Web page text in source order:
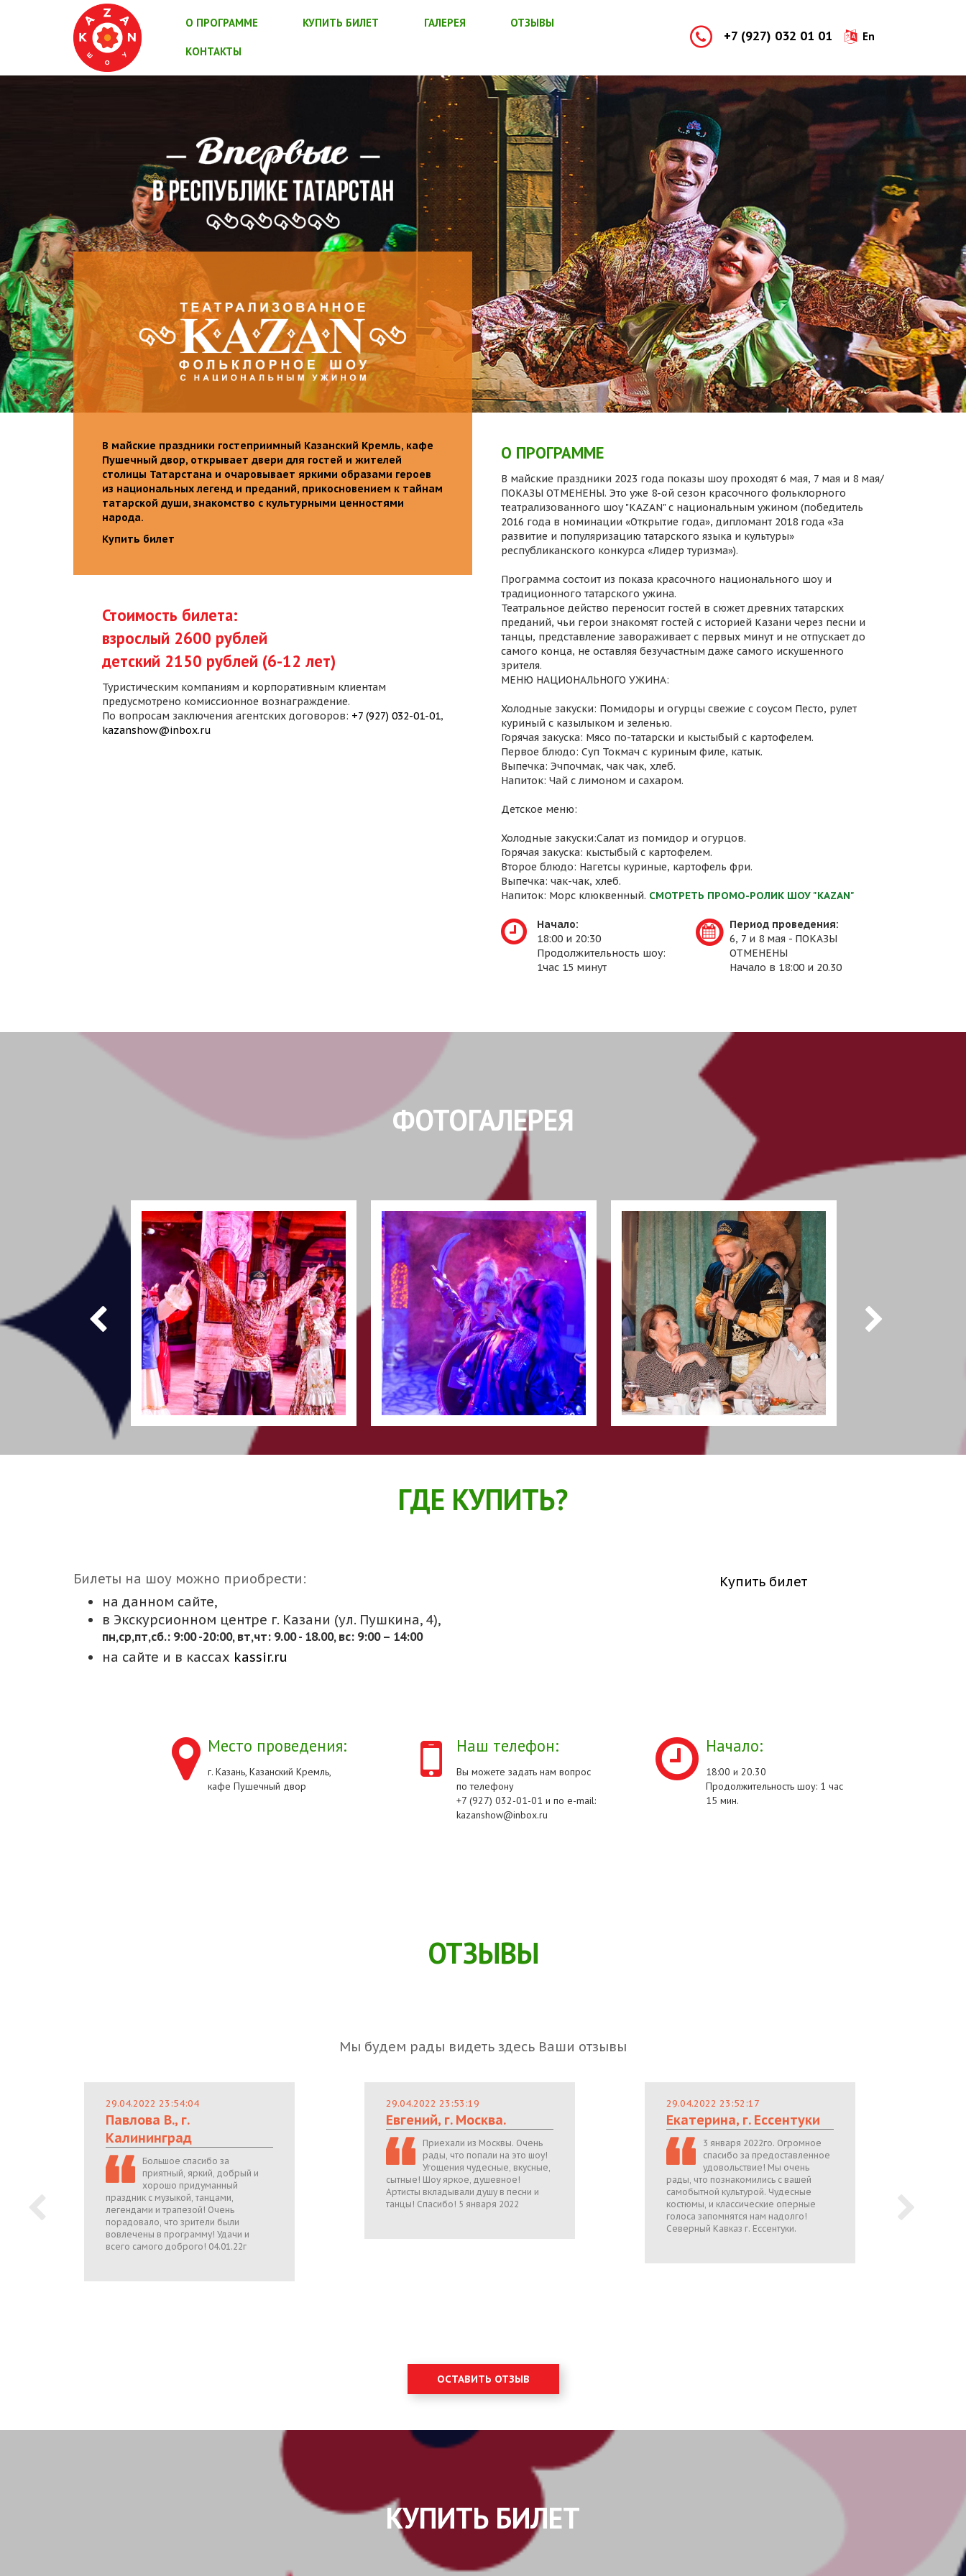
О ПРОГРАММЕ КУПИТЬ БИЛЕТ ГАЛЕРЕЯ ОТЗЫВЫ
КОНТАКТЫ
+7 (927) 032 01 01 En
В майские праздники гостеприимный Казанский Кремль, кафе
Пушечный двор, открывает двери для гостей и жителей
столицы Татарстана и очаровывает яркими образами героев
из национальных легенд и преданий, прикосновением к тайнам
татарской души, знакомство с культурными ценностями
народа.
Купить билет
Стоимость билета:
взрослый 2600 рублей
детский 2150 рублей (6-12 лет)
Туристическим компаниям и корпоративным клиентам
предусмотрено комиссионное вознаграждение.
По вопросам заключения агентских договоров: +7 (927) 032-01-01,
kazanshow@inbox.ru
О ПРОГРАММЕ
В майские праздники 2023 года показы шоу проходят 6 мая, 7 мая и 8 мая/
ПОКАЗЫ ОТМЕНЕНЫ. Это уже 8-ой сезон красочного фольклорного
театрализованного шоу "KAZAN" с национальным ужином (победитель
2016 года в номинации «Открытие года», дипломант 2018 года «За
развитие и популяризацию татарского языка и культуры»
республиканского конкурса «Лидер туризма»).
Программа состоит из показа красочного национального шоу и
традиционного татарского ужина.
Театральное действо переносит гостей в сюжет древних татарских
преданий, чьи герои знакомят гостей с историей Казани через песни и
танцы, представление завораживает с первых минут и не отпускает до
самого конца, не оставляя безучастным даже самого искушенного
зрителя.
МЕНЮ НАЦИОНАЛЬНОГО УЖИНА:
Холодные закуски: Помидоры и огурцы свежие с соусом Песто, рулет
куриный с казылыком и зеленью.
Горячая закуска: Мясо по-татарски и кыстыбый с картофелем.
Первое блюдо: Суп Токмач с куриным филе, катык.
Выпечка: Эчпочмак, чак чак, хлеб.
Напиток: Чай с лимоном и сахаром.
Детское меню:
Холодные закуски:Салат из помидор и огурцов.
Горячая закуска: кыстыбый с картофелем.
Второе блюдо: Нагетсы куриные, картофель фри.
Выпечка: чак-чак, хлеб.
Напиток: Морс клюквенный. СМОТРЕТЬ ПРОМО-РОЛИК ШОУ "KAZAN"
Начало:
18:00 и 20:30
Продолжительность шоу:
1час 15 минут
Период проведения:
6, 7 и 8 мая - ПОКАЗЫ
ОТМЕНЕНЫ
Начало в 18:00 и 20.30
ФОТОГАЛЕРЕЯ
ГДЕ КУПИТЬ?
Билеты на шоу можно приобрести:
на данном сайте,
в Экскурсионном центре г. Казани (ул. Пушкина, 4),
пн,cр,пт,сб.: 9:00 -20:00, вт,чт: 9.00 - 18.00, вс: 9:00 – 14:00
на сайте и в кассах kassir.ru
Купить билет
Место проведения:
г. Казань, Казанский Кремль,
кафе Пушечный двор
Наш телефон:
Вы можете задать нам вопрос
по телефону
+7 (927) 032-01-01 и по e-mail:
kazanshow@inbox.ru
Начало:
18:00 и 20.30
Продолжительность шоу: 1 час
15 мин.
ОТЗЫВЫ
Мы будем рады видеть здесь Ваши отзывы
29.04.2022 23:54:04
Павлова В., г.
Калининград
Большое спасибо за
приятный, яркий, добрый и
хорошо придуманный
праздник с музыкой, танцами,
легендами и трапезой! Очень
порадовало, что зрители были
вовлечены в программу! Удачи и
всего самого доброго! 04.01.22г
29.04.2022 23:53:19
Евгений, г. Москва.
Приехали из Москвы. Очень
рады, что попали на это шоу!
Угощения чудесные, вкусные,
сытные! Шоу яркое, душевное!
Артисты вкладывали душу в песни и
танцы! Спасибо! 5 января 2022
29.04.2022 23:52:17
Екатерина, г. Ессентуки
3 января 2022го. Огромное
спасибо за предоставленное
удовольствие! Мы очень
рады, что познакомились с вашей
самобытной культурой. Чудесные
костюмы, и классические оперные
голоса запомнятся нам надолго!
Северный Кавказ г. Ессентуки.
ОСТАВИТЬ ОТЗЫВ
КУПИТЬ БИЛЕТ